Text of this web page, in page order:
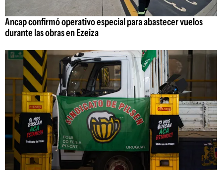
Ancap confirmó operativo especial para abastecer vuelos
durante las obras en Ezeiza